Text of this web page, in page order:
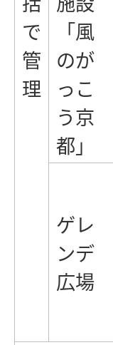
で
管
理
「風
のが
っこ
う京
都」
ゲレ
ンデ
広場